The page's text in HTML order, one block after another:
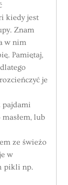
kiedy jest
Znam
w nim
Pamiętaj,
je
pajdami
lub
ze świeżo
w
pikli np.